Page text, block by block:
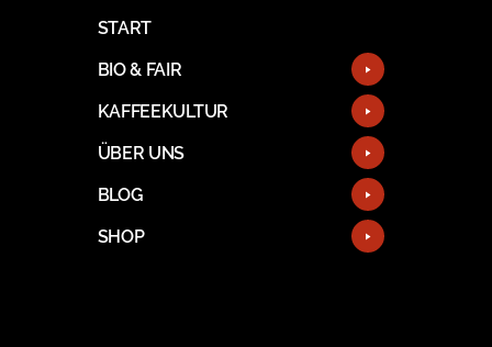
START
BIO & FAIR
KAFFEEKULTUR
ÜBER UNS
BLOG
SHOP